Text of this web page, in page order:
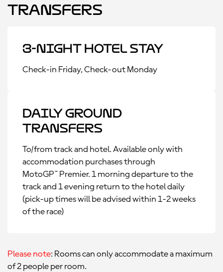
Transfers
3-Night Hotel Stay
Check-in Friday, Check-out Monday
Daily Ground
Transfers
To/from track and hotel. Available only with
accommodation purchases through
MotoGP™ Premier. 1 morning departure to the
track and 1 evening return to the hotel daily
(pick-up times will be advised within 1-2 weeks
of the race)
Please note: Rooms can only accommodate a maximum
of 2 people per room.